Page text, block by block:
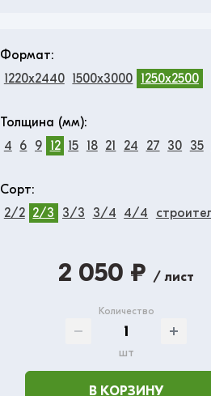
Формат:
1220x2440 1500x3000 1250x2500
Толщина (мм):
4
6 9 12 15 18 21 24 27 30 35
Сорт:
2/2 2/3 3/3 3/4 4/4
2 050 ₽ / лист
Количество
шт
В КОРЗИНУ